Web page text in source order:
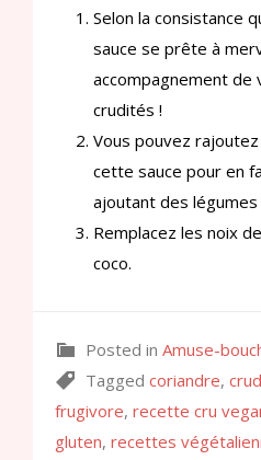
Selon la consistance
sauce se prête à
accompagnement de
crudités !
Vous pouvez rajoutez
cette sauce pour en
ajoutant des
Remplacez les noix
coco.
Posted in Amuse-
Tagged coriandre,
frugivore, recette cru
gluten, recettes